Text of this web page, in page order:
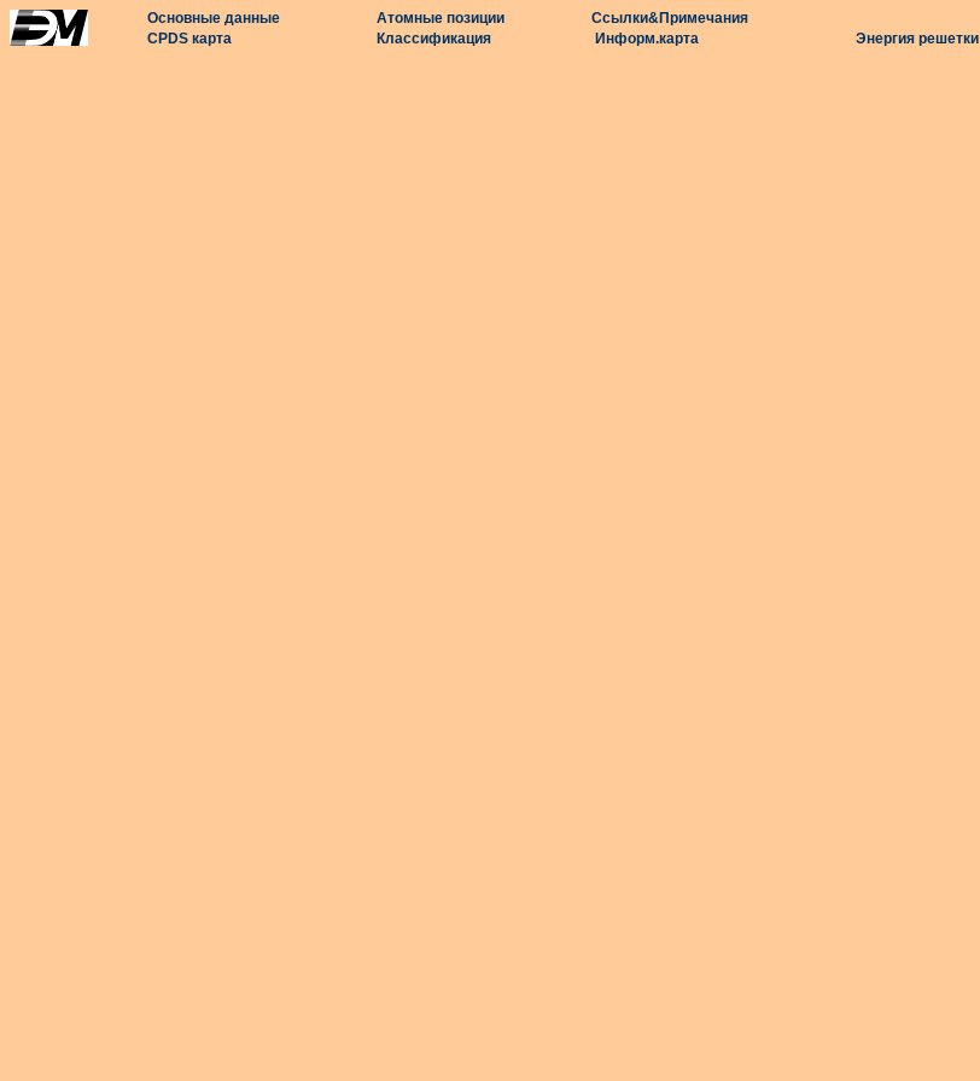
Основные данные Атомные позиции Ссылки&Примечания
CPDS карта
Классификация Информ.карта Энергия решетки